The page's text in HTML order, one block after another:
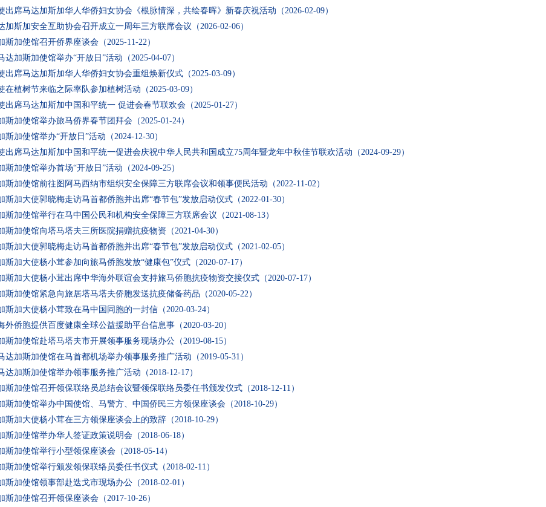
出席马达加斯加华人华侨妇女协会《根脉情深，共绘春晖》新春庆祝活动 （2026-02-09）
加斯加安全互助协会召开成立一周年三方联席会议 （2026-02-06）
斯加使馆召开侨界座谈会（2025-11-22）
达加斯加使馆举办“开放日”活动 （2025-04-07）
出席马达加斯加华人华侨妇女协会重组焕新仪式（2025-03-09）
在植树节来临之际率队参加植树活动 （2025-03-09）
出席马达加斯加中国和平统一 促进会春节联欢会（2025-01-27）
斯加使馆举办旅马侨界春节团拜会（2025-01-24）
斯加使馆举办“开放日”活动 （2024-12-30）
出席马达加斯加中国和平统一促进会庆祝中华人民共和国成立75周年暨龙年中秋佳节联欢活动 （2024-09-29）
斯加使馆举办首场“开放日”活动 （2024-09-25）
斯加使馆前往图阿马西纳市组织安全保障三方联席会议和领事便民活动 （2022-11-02）
斯加大使郭晓梅走访马首都侨胞并出席“春节包”发放启动仪式（2022-01-30）
斯加使馆举行在马中国公民和机构安全保障三方联席会议 （2021-08-13）
斯加使馆向塔马塔夫三所医院捐赠抗疫物资 （2021-04-30）
斯加大使郭晓梅走访马首都侨胞并出席“春节包”发放启动仪式（2021-02-05）
斯加大使杨小茸参加向旅马侨胞发放“健康包”仪式（2020-07-17）
斯加大使杨小茸出席中华海外联谊会支持旅马侨胞抗疫物资交接仪式（2020-07-17）
斯加使馆紧急向旅居塔马塔夫侨胞发送抗疫储备药品 （2020-05-22）
斯加大使杨小茸致在马中国同胞的一封信（2020-03-24）
外侨胞提供百度健康全球公益援助平台信息事（2020-03-20）
斯加使馆赴塔马塔夫市开展领事服务现场办公（2019-08-15）
达加斯加使馆在马首都机场举办领事服务推广活动 （2019-05-31）
达加斯加使馆举办领事服务推广活动 （2018-12-17）
斯加使馆召开领保联络员总结会议暨领保联络员委任书颁发仪式（2018-12-11）
斯加使馆举办中国使馆、马警方、中国侨民三方领保座谈会（2018-10-29）
斯加大使杨小茸在三方领保座谈会上的致辞（2018-10-29）
斯加使馆举办华人签证政策说明会（2018-06-18）
斯加使馆举行小型领保座谈会（2018-05-14）
斯加使馆举行颁发领保联络员委任书仪式（2018-02-11）
斯加使馆领事部赴迭戈市现场办公（2018-02-01）
斯加使馆召开领保座谈会（2017-10-26）